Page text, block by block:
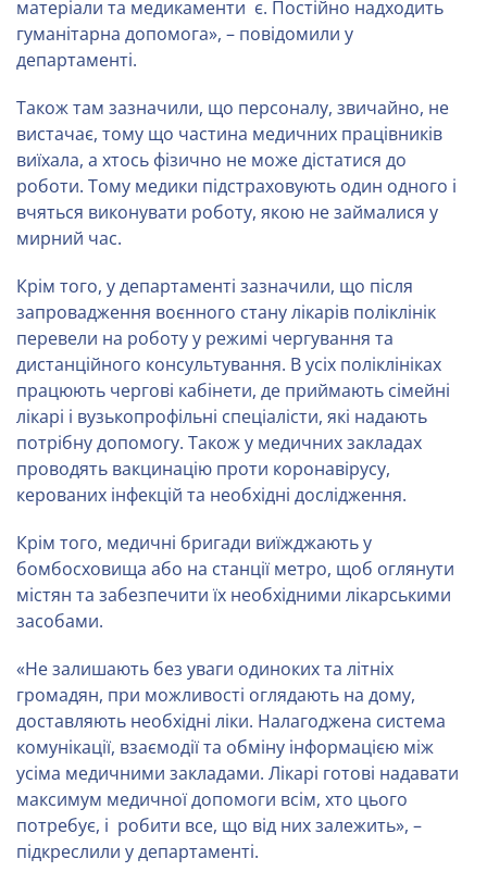
матеріали та медикаменти є. Постійно надходить
гуманітарна допомога», – повідомили у
департаменті.
Також там зазначили, що персоналу, звичайно, не
вистачає, тому що частина медичних працівників
виїхала, а хтось фізично не може дістатися до
роботи. Тому медики підстраховують один одного і
вчяться виконувати роботу, якою не займалися у
мирний час.
Крім того, у департаменті зазначили, що після
запровадження воєнного стану лікарів поліклінік
перевели на роботу у режимі чергування та
дистанційного консультування. В усіх поліклініках
працюють чергові кабінети, де приймають сімейні
лікарі і вузькопрофільні спеціалісти, які надають
потрібну допомогу. Також у медичних закладах
проводять вакцинацію проти коронавірусу,
керованих інфекцій та необхідні дослідження.
Крім того, медичні бригади виїжджають у
бомбосховища або на станції метро, щоб оглянути
містян та забезпечити їх необхідними лікарськими
засобами.
«Не залишають без уваги одиноких та літніх
громадян, при можливості оглядають на дому,
доставляють необхідні ліки. Налагоджена система
комунікації, взаємодії та обміну інформацією між
усіма медичними закладами. Лікарі готові надавати
максимум медичної допомоги всім, хто цього
потребує, і робити все, що від них залежить», –
підкреслили у департаменті.